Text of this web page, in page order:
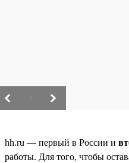
hh.ru — первый в России и
работы. Для того, чтобы